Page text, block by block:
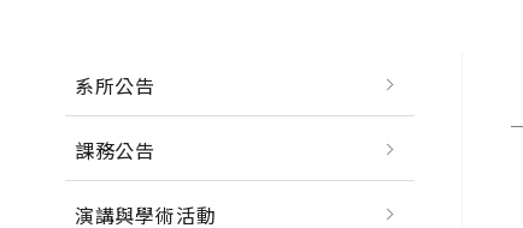
系所公告
課務公告
演講與學術活動